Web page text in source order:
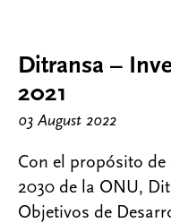
Ditransa –
2021
03 August 2022
Con el propósito
2030 de la ONU,
Objetivos de